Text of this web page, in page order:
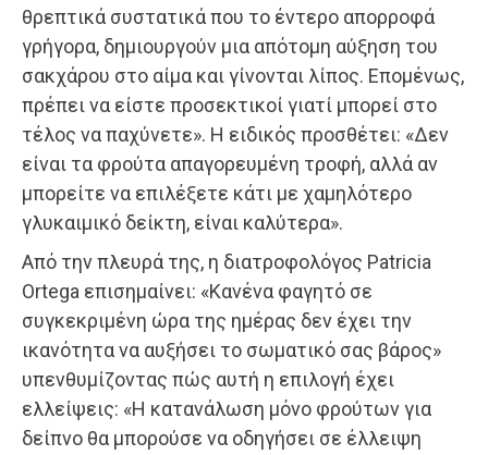
θρεπτικά συστατικά που το έντερο απορροφά
γρήγορα, δημιουργούν μια απότομη αύξηση του
σακχάρου στο αίμα και γίνονται λίπος. Επομένως,
πρέπει να είστε προσεκτικοί γιατί μπορεί στο
τέλος να παχύνετε». Η ειδικός προσθέτει: «Δεν
είναι τα φρούτα απαγορευμένη τροφή, αλλά αν
μπορείτε να επιλέξετε κάτι με χαμηλότερο
γλυκαιμικό δείκτη, είναι καλύτερα».
Από την πλευρά της, η διατροφολόγος Patricia
Ortega επισημαίνει: «Κανένα φαγητό σε
συγκεκριμένη ώρα της ημέρας δεν έχει την
ικανότητα να αυξήσει το σωματικό σας βάρος»
υπενθυμίζοντας πώς αυτή η επιλογή έχει
ελλείψεις: «Η κατανάλωση μόνο φρούτων για
δείπνο θα μπορούσε να οδηγήσει σε έλλειψη